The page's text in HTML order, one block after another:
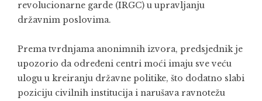
revolucionarne garde (IRGC) u upravljanju
državnim poslovima.
Prema tvrdnjama anonimnih izvora, predsjednik je
upozorio da određeni centri moći imaju sve veću
ulogu u kreiranju državne politike, što dodatno slabi
poziciju civilnih institucija i narušava ravnotežu